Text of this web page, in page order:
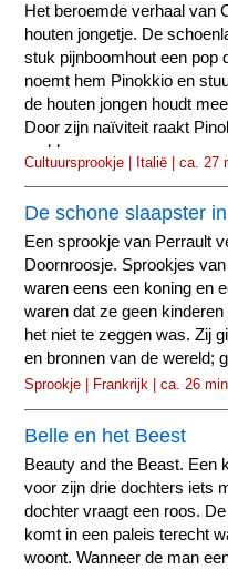
Het beroemde verhaal van
houten jongetje. De
stuk pijnboomhout een pop
noemt hem Pinokkio en
de houten jongen houdt
Door zijn naïviteit raakt
problemen...
Cultuursprookje | Italië | ca. 27
De schone slaapster
Een sprookje van Perrault
Doornroosje. Sprookjes
waren eens een koning en
waren dat ze geen
het niet te zeggen was. Zij
en bronnen van de wereld;
Sprookje | Frankrijk | ca. 26
Belle en het Beest
Beauty and the Beast. Een
voor zijn drie dochters iets
dochter vraagt een roos.
komt in een paleis terecht
woont. Wanneer de man